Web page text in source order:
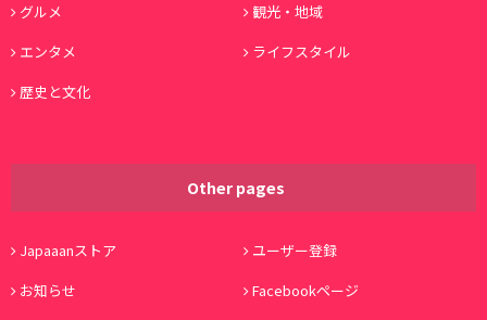
グルメ
観光・地域
エンタメ
ライフスタイル
歴史と文化
Other pages
Japaaanストア
ユーザー登録
お知らせ
Facebookページ